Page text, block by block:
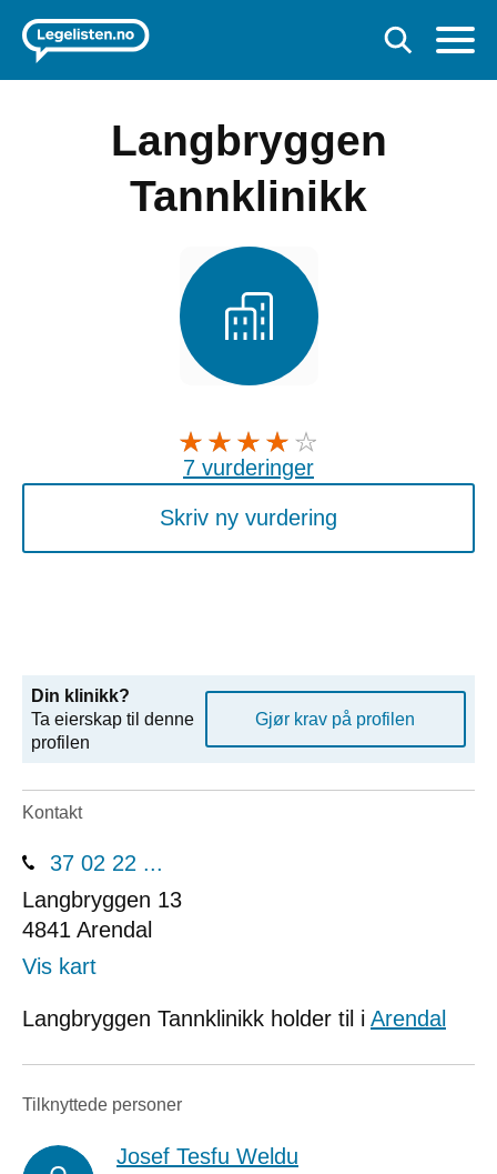
Langbryggen
Tannklinikk
7 vurderinger
Skriv ny vurdering
Din klinikk?
Ta eierskap til denne
profilen
Gjør krav på profilen
Kontakt
37 02 22 ...
Langbryggen 13
4841 Arendal
Vis kart
Langbryggen Tannklinikk holder til i Arendal
Tilknyttede personer
Josef Tesfu Weldu